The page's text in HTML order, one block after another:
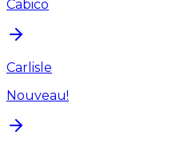
Cabico
Carlisle
Nouveau!